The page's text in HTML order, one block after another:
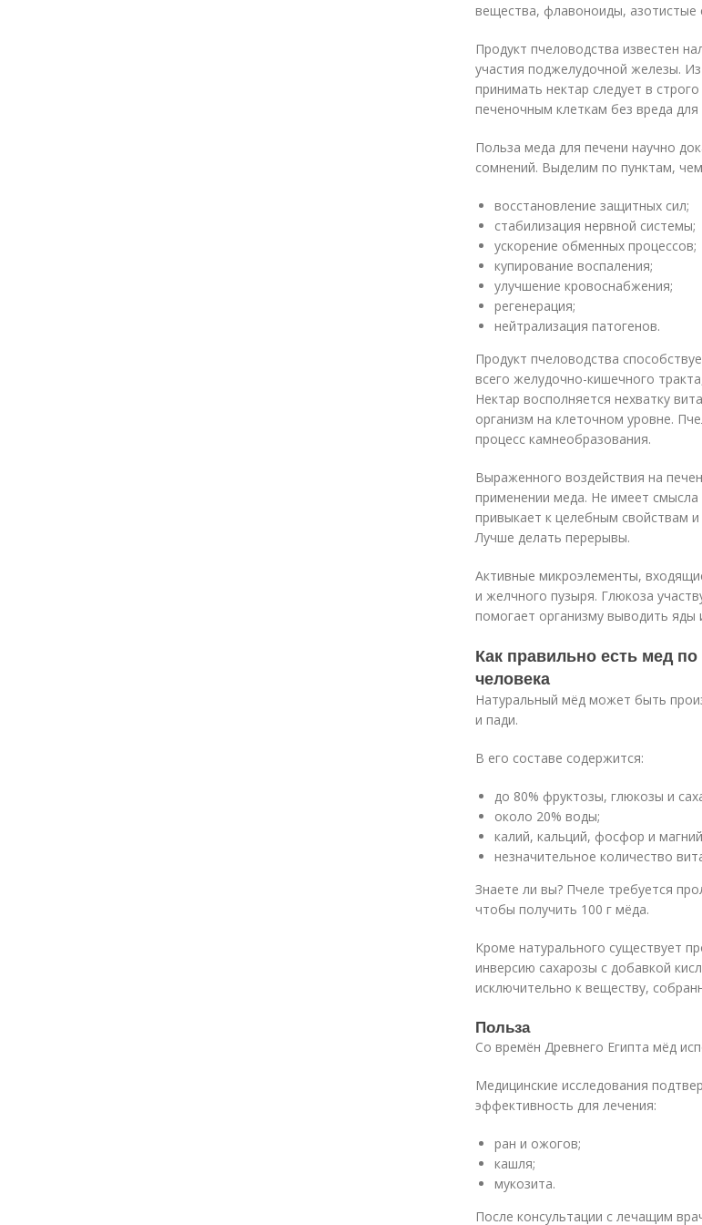
вещества, флавоноиды, азотистые
Продукт пчеловодства известен
участия поджелудочной железы.
принимать нектар следует в
печеночным клеткам без вреда для
Польза меда для печени научно
сомнений. Выделим по пунктам,
восстановление защитных сил;
стабилизация нервной системы;
ускорение обменных процессов;
купирование воспаления;
улучшение кровоснабжения;
регенерация;
нейтрализация патогенов.
Продукт пчеловодства
всего желудочно-кишечного
Нектар восполняется нехватку
организм на клеточном уровне.
процесс камнеобразования.
Выраженного воздействия на
применении меда. Не имеет
привыкает к целебным свойствам
Лучше делать перерывы.
Активные микроэлементы,
и желчного пузыря. Глюкоза
помогает организму выводить яды
Как правильно есть мед
человека
Натуральный мёд может быть
и пади.
В его составе содержится:
до 80% фруктозы, глюкозы и
около 20% воды;
калий, кальций, фосфор и
незначительное количество
Знаете ли вы? Пчеле требуется
чтобы получить 100 г мёда.
Кроме натурального существует
инверсию сахарозы с добавкой
исключительно к веществу,
Польза
Со времён Древнего Египта мёд
Медицинские исследования
эффективность для лечения:
ран и ожогов;
кашля;
мукозита.
После консультации с лечащим